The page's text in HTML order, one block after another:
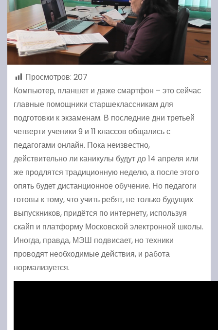
Просмотров: 207
Компьютер, планшет и даже смартфон – это сейчас
главные помощники старшеклассникам для
подготовки к экзаменам. В последние дни третьей
четверти ученики 9 и 11 классов общались с
педагогами онлайн. Пока неизвестно,
действительно ли каникулы будут до 14 апреля или
же продлятся традиционную неделю, а после этого
опять будет дистанционное обучение. Но педагоги
готовы к тому, что учить ребят, не только будущих
выпускников, придётся по интернету, используя
скайп и платформу Московской электронной школы.
Иногда, правда, МЭШ подвисает, но техники
проводят необходимые действия, и работа
нормализуется.